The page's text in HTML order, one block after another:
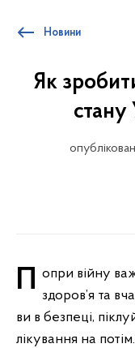
Новини
Як
Попри війну важливо стежити за станом свого здоров’я та
ви в безпеці,
лікування на потім.